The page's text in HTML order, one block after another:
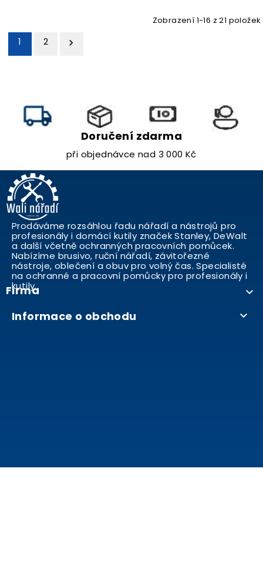
Zobrazení 1-16 z 21 položek
1 2 
Doručení zdarma
při objednávce nad 3 000 Kč
Prodáváme rozsáhlou řadu nářadí a nástrojů pro
profesionály i domácí kutily značek Stanley, DeWalt
a další včetně ochranných pracovních pomůcek.
Nabízíme brusivo, ruční nářadí, závitořezné
nástroje, oblečení a obuv pro volný čas. Specialisté
na ochranné a pracovní pomůcky pro profesionály i
kutily..
Firma 
Informace o obchodu 